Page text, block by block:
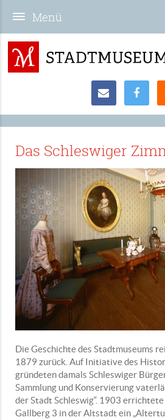
Das Schleswiger
Die Geschichte des Stadtmuseums
1879 zurück. Auf Initiative des
gründeten damals Schleswiger
Sammlung und Konservierung
der Stadt Schleswig“. 1903
Gallberg 3 in der Altstadt ein